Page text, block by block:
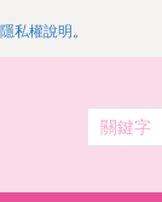
隱私權說明 。